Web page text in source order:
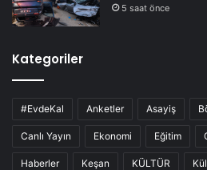
5 saat önce
Kategoriler
#EvdeKal Anketler Asayiş
Canlı Yayın Ekonomi Eğitim
Haberler Keşan KÜLTÜR